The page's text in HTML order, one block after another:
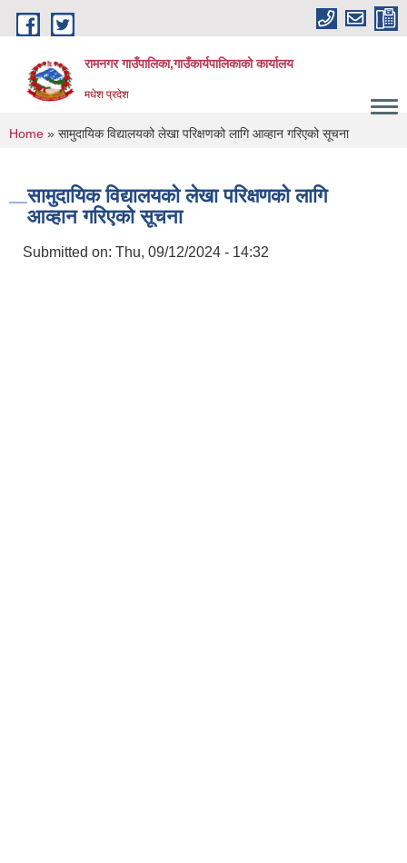
Skip to main content
रामनगर गाउँपालिका,गाउँकार्यपालिकाको कार्यालय
मधेश प्रदेश
You are here
Home » सामुदायिक विद्यालयको लेखा परिक्षणको लागि आव्हान गरिएको सूचना
सामुदायिक विद्यालयको लेखा परिक्षणको लागि
आव्हान गरिएको सूचना
Submitted on: Thu, 09/12/2024 - 14:32